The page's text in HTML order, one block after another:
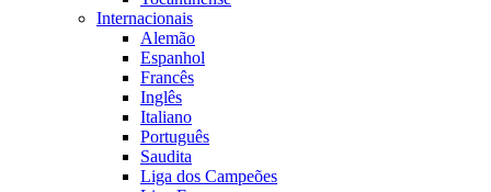
Internacionais
Alemão
Espanhol
Francês
Inglês
Italiano
Português
Saudita
Liga dos Campeões